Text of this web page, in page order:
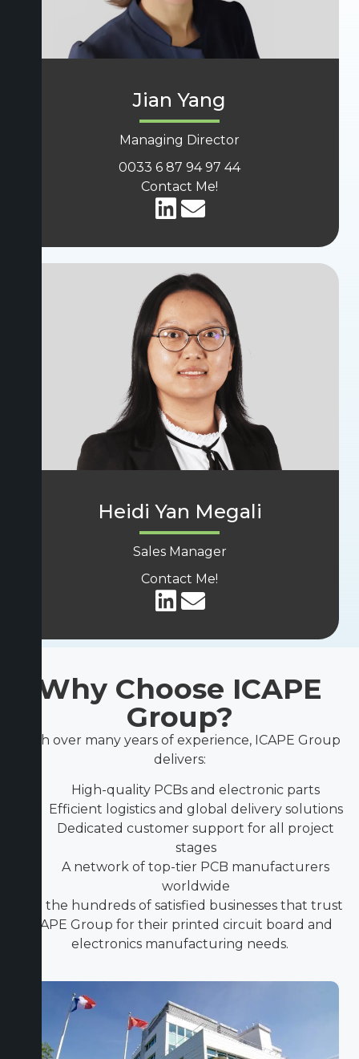
Jian Yang
Managing Director
0033 6 87 94 97 44
Contact Me!
Heidi Yan Megali
Sales Manager
Contact Me!
Why Choose ICAPE
Group?
With over many years of experience, ICAPE Group
delivers:
High-quality PCBs and electronic parts
Efficient logistics and global delivery solutions
Dedicated customer support for all project
stages
A network of top-tier PCB manufacturers
worldwide
Join the hundreds of satisfied businesses that trust
ICAPE Group for their printed circuit board and
electronics manufacturing needs.